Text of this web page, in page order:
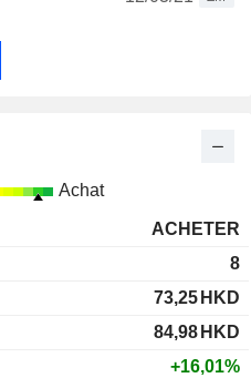
Achat
ACHETER
8
73,25 HKD
84,98 HKD
+16,01%